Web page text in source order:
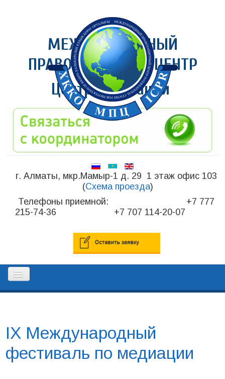
МЕЖДУНАРОДНЫЙ
ПРАВОЗАЩИТНЫЙ ЦЕНТР
Центр медиации
г. Алматы, мкр.Мамыр-1 д. 29 1 этаж офис 103
(Схема проезда)
Телефоны приемной: +7 777
215-74-36 +7 707 114-20-07
МЕДИАТОРОВ
IX Международный
фестиваль по медиации